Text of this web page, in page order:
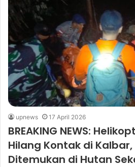
upnews 17 April 2026
BREAKING NEWS:
Hilang Kontak di Kalbar,
Ditemukan di Hutan